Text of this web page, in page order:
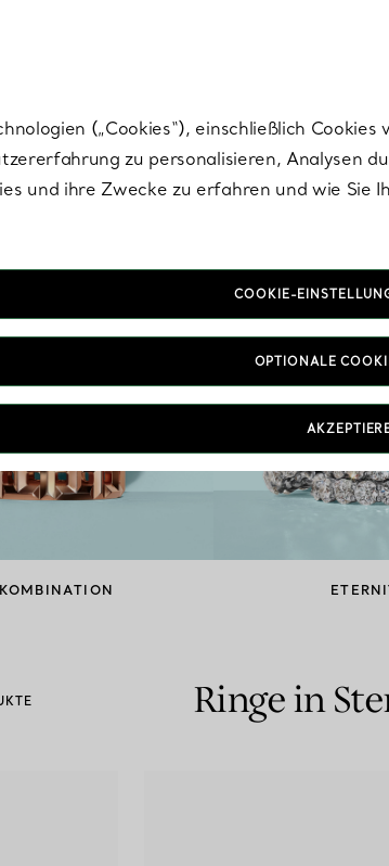
KOMBINATION
Ringe in
(„Cookies“), einschließlich
zu personalisieren, Analysen
und ihre Zwecke zu erfahren und wie Sie
COOKIE-
OPTIONALE